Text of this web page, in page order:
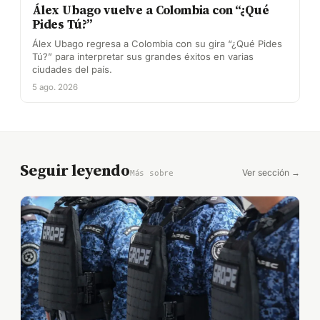
Álex Ubago vuelve a Colombia con “¿Qué
Pides Tú?”
Álex Ubago regresa a Colombia con su gira “¿Qué Pides
Tú?” para interpretar sus grandes éxitos en varias
ciudades del país.
5 ago. 2026
Seguir leyendoMás sobre Ver sección →